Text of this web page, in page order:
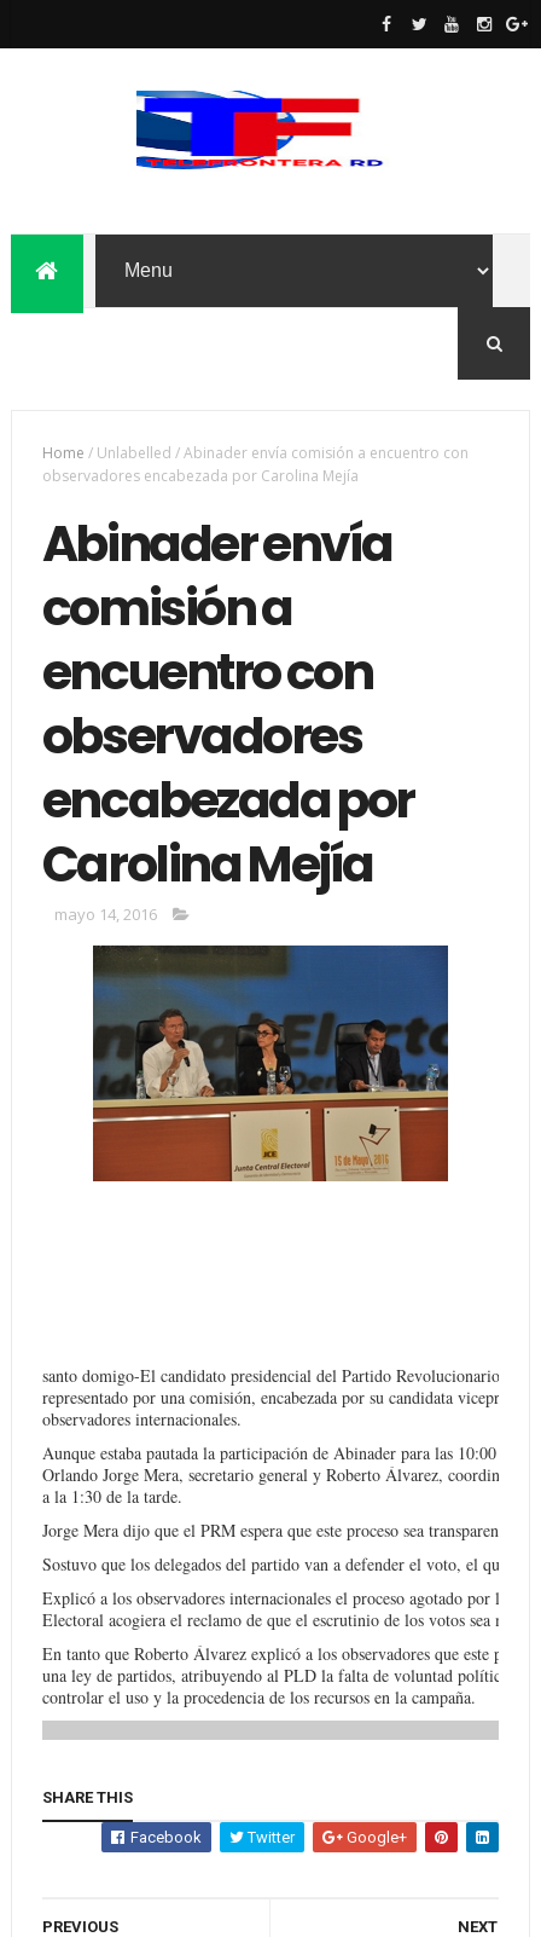
Home /Unlabelled /Abinader envía comisión a encuentro con
observadores encabezada por Carolina Mejía
Abinader envía
comisión a
encuentro con
observadores
encabezada por
Carolina Mejía
mayo 14, 2016
santo domigo-El candidato presidencial del Partido Revolucionario
representado por una comisión, encabezada por su candidata
observadores internacionales.
Aunque estaba pautada la participación de Abinader para las 10:00 de
Orlando Jorge Mera, secretario general y Roberto Álvarez,
a la 1:30 de la tarde.
Jorge Mera dijo que el PRM espera que este proceso sea transparente y
Sostuvo que los delegados del partido van a defender el voto, el que
Explicó a los observadores internacionales el proceso agotado por los
Electoral acogiera el reclamo de que el escrutinio de los votos sea
En tanto que Roberto Álvarez explicó a los observadores que este
una ley de partidos, atribuyendo al PLD la falta de voluntad política
controlar el uso y la procedencia de los recursos en la campaña.
SHARE THIS
Facebook Twitter Google+
NEXT
PREVIOUS